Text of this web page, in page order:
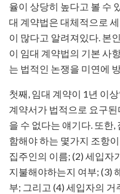
율이 상당히 높다고 볼 수
대 계약법은 대체적으로
이 많다고 알려져있다. 본
이 임대 계약법의 기본 사
는 법적인 논쟁을 미연에
첫째, 임대 계약이 1년 이
계약서가 법적으로 요구
을 수 없다는 얘기다. 또한
함해야 하는 몇가지 조항
집주인의 이름; (2) 세입자
지불해야하는지 여부; (3)
부; 그리고 (4) 세입자의